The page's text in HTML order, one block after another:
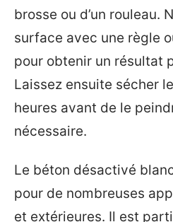
brosse ou d’un rouleau.
surface avec une règle
pour obtenir un résultat
Laissez ensuite sécher
heures avant de le
nécessaire.
Le béton désactivé
pour de nombreuses
et extérieures. Il est